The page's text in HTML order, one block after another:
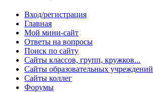
Вход/регистрация
Главная
Мой мини-сайт
Ответы на вопросы
Поиск по сайту
Сайты классов, групп, кружков...
Сайты образовательных учреждений
Сайты коллег
Форумы